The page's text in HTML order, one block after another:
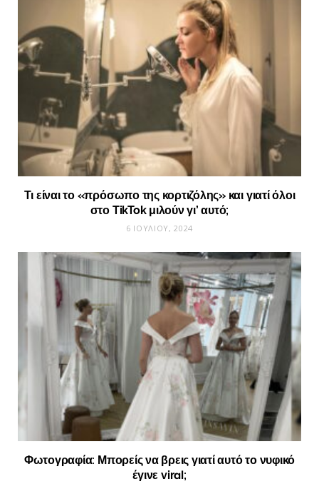
Τι είναι το «πρόσωπο της κορτιζόλης» και γιατί όλοι
στο TikTok μιλούν γι’ αυτό;
6 ΙΟΥΛΊΟΥ, 2024
Φωτογραφία: Μπορείς να βρεις γιατί αυτό το νυφικό
έγινε viral;